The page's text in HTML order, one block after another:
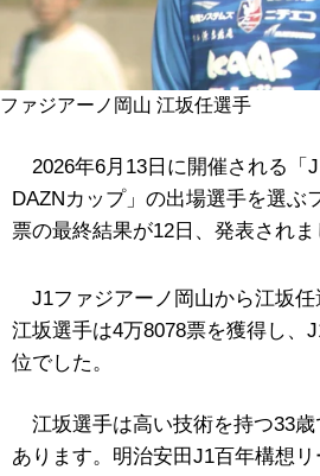
ファジアーノ岡山 江坂任選手
2026年6月13日に開催される「
DAZNカップ」の出場選手を選ぶ
票の最終結果が12日、発表されま
J1ファジアーノ岡山から江坂任
江坂選手は4万8078票を獲得し、
位でした。
江坂選手は高い技術を持つ33歳
あります。明治安田J1百年構想